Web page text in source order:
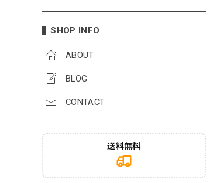
SHOP INFO
ABOUT
BLOG
CONTACT
送料無料